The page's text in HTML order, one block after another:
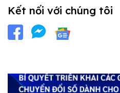
Kết nối với chúng tôi